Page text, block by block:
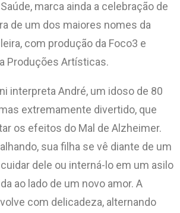
marca ainda a celebração de
de um dos maiores nomes da
com produção da Foco3 e
Produções Artísticas.
interpreta André, um idoso de 80
extremamente divertido, que
os efeitos do Mal de Alzheimer.
sua filha se vê diante de um
dele ou interná-lo em um asilo
ao lado de um novo amor. A
com delicadeza, alternando